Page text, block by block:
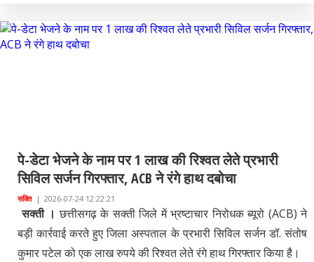
पे-डेटा भेजने के नाम पर 1 लाख की रिश्वत लेते प्रभारी
सिविल सर्जन गिरफ्तार, ACB ने रंगे हाथ दबोचा
सक्ति| 2026-07-24 12:22:21
सक्ती । छत्तीसगढ़ के सक्ती जिले में भ्रष्टाचार निरोधक ब्यूरो (ACB) ने
बड़ी कार्रवाई करते हुए जिला अस्पताल के प्रभारी सिविल सर्जन डॉ. संतोष
कुमार पटेल को एक लाख रुपये की रिश्वत लेते रंगे हाथ गिरफ्तार किया है।